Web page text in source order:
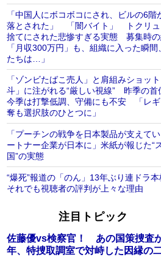
「中国人にボコボコにされ、ビルの6階
落とされた」 「闇バイト」 トクリュ
捨てにされた悲惨すぎる実態 募集時の
「月収300万円」も、組織に入った瞬間
たちは…」
「ゾンビたばこ売人」と肩組みショッ
斗」に注がれる“厳しい視線” 昨季の首
今季は打撃低調、守備にも不安 「レギ
奪も選択肢のひとつに」
「プーチンの戦争を日本製品が支えて
ートナー企業が日本に」米紙が報じた“
国”の実態
“爆死”報道の「のん」13年ぶり連ドラ
それでも視聴者の評判が上々な理由
注目トピック
佐藤優vs検察官！ あの国策捜査
年、特捜取調室で対峙した因縁の